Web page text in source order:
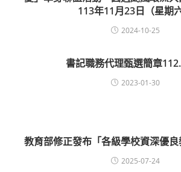
113年11月23日（星期六
2024-10-25
書記職務代理甄選簡章
2023-01-30
教育部修正發布「各級學校資深優良
2025-07-24